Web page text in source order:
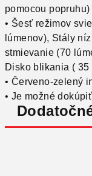
pomocou popruhu)
• Šesť režimov
lúmenov), Stály
stmievanie (70
Disko blikania (
• Červeno-zelený
• Je možné